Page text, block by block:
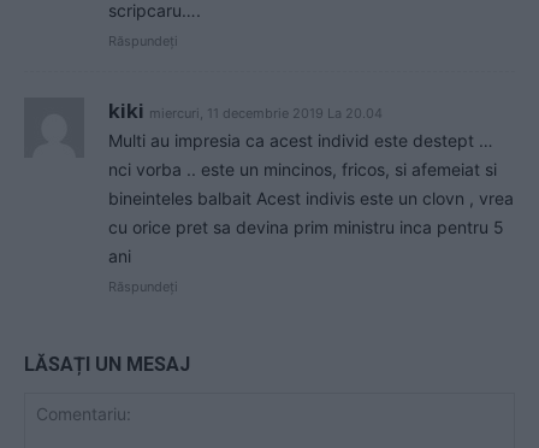
scripcaru….
Răspundeți
kiki miercuri, 11 decembrie 2019 La 20.04
Multi au impresia ca acest individ este destept …
nci vorba .. este un mincinos, fricos, si afemeiat si
bineinteles balbait Acest indivis este un clovn , vrea
cu orice pret sa devina prim ministru inca pentru 5
ani
Răspundeți
LĂSAȚI UN MESAJ